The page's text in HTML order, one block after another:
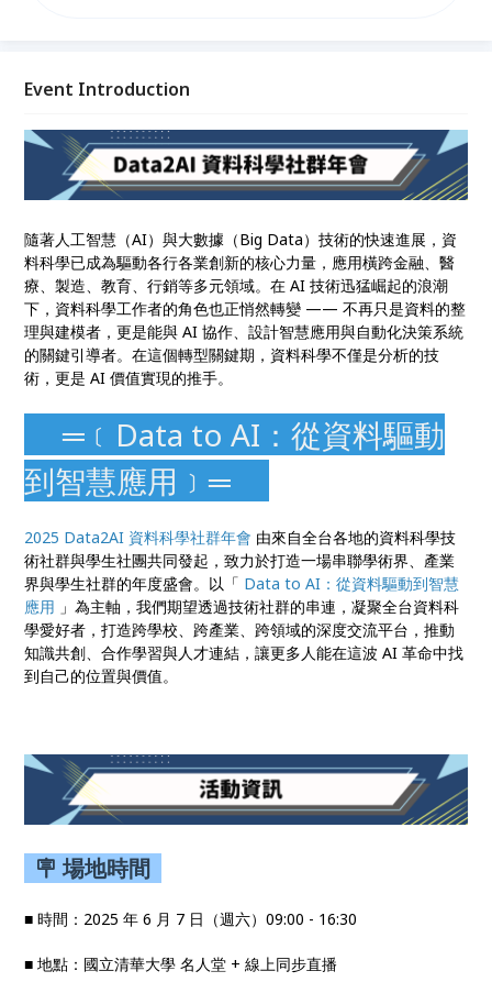
創、合作學習與人才連結，讓更多人能在這波 AI 革命
Event Introduction
隨著人工智慧（AI）與大數據（Big Data）技術的快速進展，資
料科學已成為驅動各行各業創新的核心力量，應用橫跨金融、醫
療、製造、教育、行銷等多元領域。在 AI 技術迅猛崛起的浪潮
下，資料科學工作者的角色也正悄然轉變 —— 不再只是資料的整
理與建模者，更是能與 AI 協作、設計智慧應用與自動化決策系統
的關鍵引導者。在這個轉型關鍵期，資料科學不僅是分析的技
術，更是 AI 價值實現的推手。
═﹝Data to AI：從資料驅動
到智慧應用﹞═
2025 Data2AI 資料科學社群年會 由來自全台各地的資料科學技
術社群與學生社團共同發起，致力於打造一場串聯學術界、產業
界與學生社群的年度盛會。以「 Data to AI：從資料驅動到智慧
應用 」為主軸，我們期望透過技術社群的串連，凝聚全台資料科
學愛好者，打造跨學校、跨產業、跨領域的深度交流平台，推動
知識共創、合作學習與人才連結，讓更多人能在這波 AI 革命中找
到自己的位置與價值。
🪧 場地時間
■ 時間：2025 年 6 月 7 日（週六）09:00 - 16:30
■ 地點：國立清華大學 名人堂 + 線上同步直播